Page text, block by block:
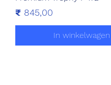
Prijs
₹ 845,00
In winkelwagen